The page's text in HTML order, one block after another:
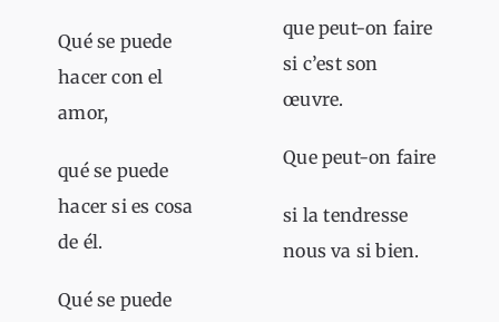
Qué se puede
hacer con el
amor,
qué se puede
hacer si es cosa
de él.
Qué se puede
que peut-on faire
si c’est son
œuvre.
Que peut-on faire
si la tendresse
nous va si bien.